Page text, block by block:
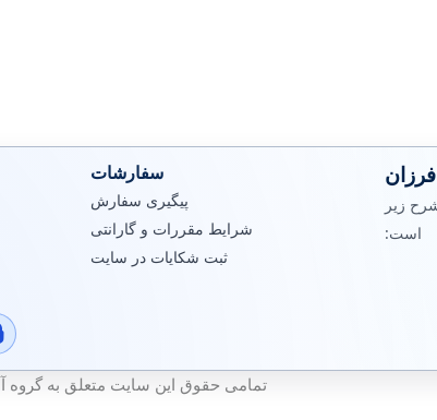
زیر
است:
سفارشات
پیگیری سفارش
شرایط مقررات و گارانتی
ثبت شکایات در سایت
تمامی حقوق این سایت متعلق به گروه